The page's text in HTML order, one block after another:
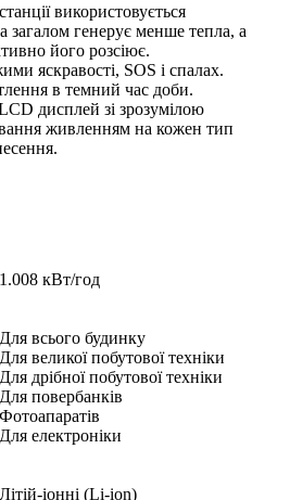
використовується
загалом генерує менше тепла, а
його розсіює.
яскравості, SOS і спалах.
в темний час доби.
дисплей зі зрозумілою
живленням на кожен тип
1.008 кВт/год
Для всього будинку
Для великої побутової техніки
Для дрібної побутової техніки
Для повербанків
Фотоапаратів
Для електроніки
Літій-іонні (Li-ion)